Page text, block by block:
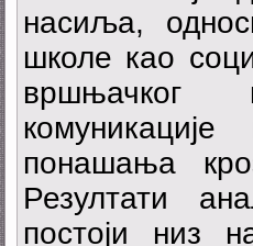
насиља,
школе као
вршњачког
понашања
Резултати
постоји низ